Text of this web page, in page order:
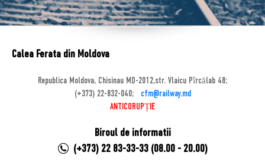
Calea Ferata din Moldova
Republica Moldova, Chisinau MD-2012,str. Vlaicu Pîrcălab 48;
(+373) 22-832-040;
cfm@railway.md
ANTICORUPȚIE
Biroul de informatii
(+373) 22 83-33-33 (08.00 - 20.00)